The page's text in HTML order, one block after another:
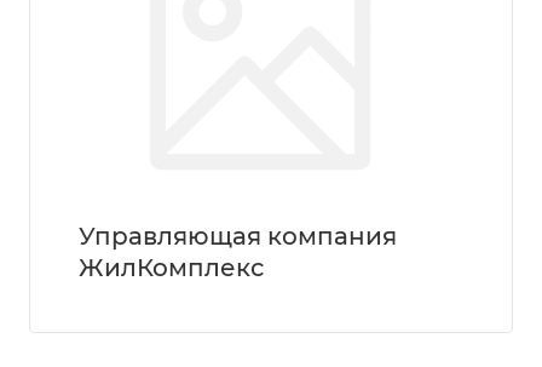
Управляющая компания
ЖилКомплекс